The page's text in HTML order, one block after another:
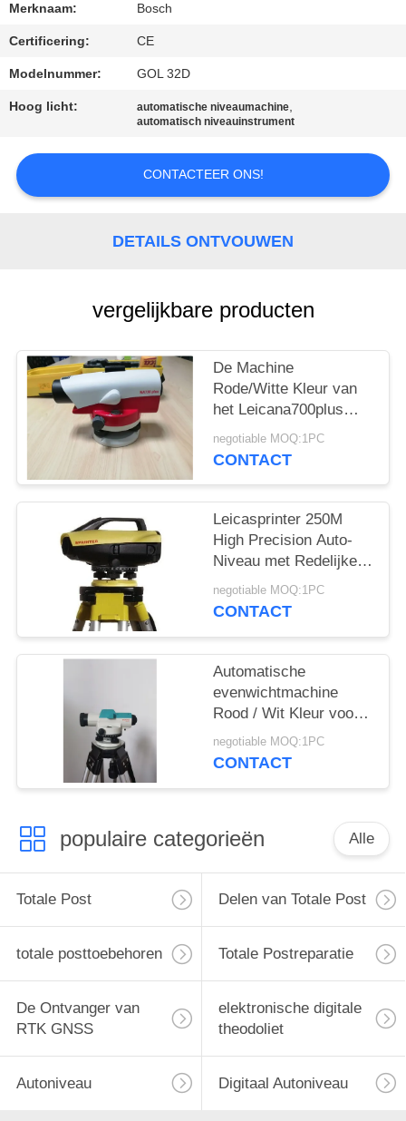
CITAAT
SITEMAP
PRIVACY
POLICY
Merknaam: Bosch
Certificering: CE
Modelnummer: GOL 32D
Hoog licht: automatische niveaumachine,
automatisch niveauinstrument
CONTACTEER ONS!
DETAILS ONTVOUWEN
vergelijkbare producten
De Machine
Rode/Witte Kleur van
het Leicana700plus
Automatische Niveau
voor het Onderzoeken
negotiable MOQ:1PC
CONTACT
Leicasprinter 250M
High Precision Auto-
Niveau met Redelijke
Prijs voor Verkoop
negotiable MOQ:1PC
CONTACT
Automatische
evenwichtmachine
Rood / Wit Kleur voor
meetinstrument
negotiable MOQ:1PC
CONTACT
populaire categorieën Alle
Totale Post Delen van Totale Post
totale posttoebehoren Totale Postreparatie
De Ontvanger van
RTK GNSS
elektronische digitale
theodoliet
Autoniveau Digitaal Autoniveau